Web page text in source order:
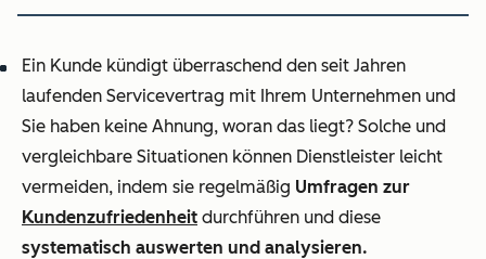
Ein Kunde kündigt überraschend den seit Jahren
laufenden Servicevertrag mit Ihrem Unternehmen und
Sie haben keine Ahnung, woran das liegt? Solche und
vergleichbare Situationen können Dienstleister leicht
vermeiden, indem sie regelmäßig Umfragen zur
Kundenzufriedenheit durchführen und diese
systematisch auswerten und analysieren.